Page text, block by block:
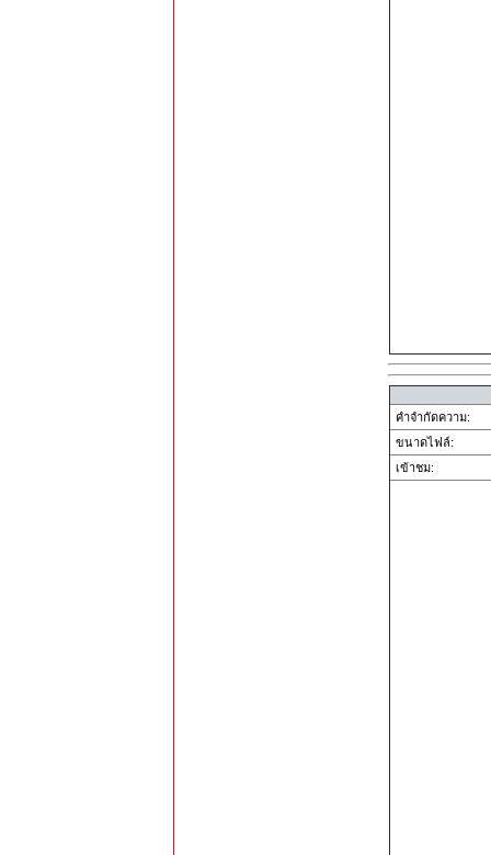
คำจำกัดความ:
ขนาดไฟล์:
เข้าชม: